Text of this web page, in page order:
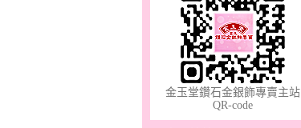
金玉堂鑽石金銀飾專賣主站
QR-code